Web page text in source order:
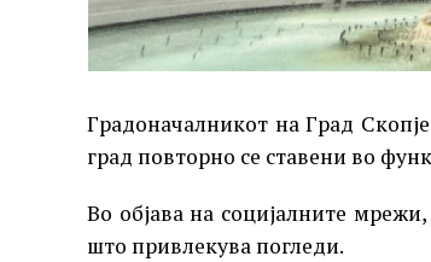
Градоначалникот на Град
град повторно се ставени во
Во објава на социјалните
што привлекува погледи.